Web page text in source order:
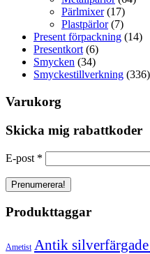
Pärlmixer (17)
Plastpärlor (7)
Present förpackning (14)
Presentkort (6)
Smycken (34)
Smyckestillverkning (336)
Varukorg
Skicka mig rabattkoder
E-post *
Produkttaggar
Ametist Antik